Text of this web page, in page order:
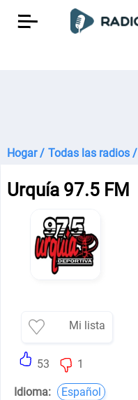
Hogar / Todas las radios /
Urquía 97.5 FM
Mi lista
53 1
Idioma:
Español